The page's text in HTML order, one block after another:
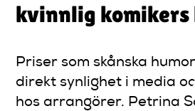
kvinnlig
Priser som skånska
direkt synlighet i media
hos arrangörer. Petrina